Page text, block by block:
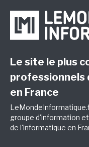
Le site le plus
professionnels
en France
groupe d'information
de l'informatique en